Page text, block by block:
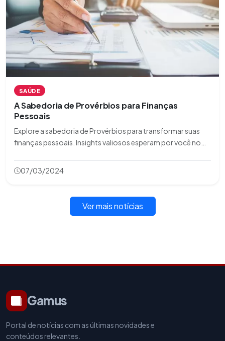
SAÚDE
A Sabedoria de Provérbios para Finanças
Pessoais
Explore a sabedoria de Provérbios para transformar suas
finanças pessoais. Insights valiosos esperam por você no
07/03/2024
Ver mais notícias
Gamus
Portal de notícias com as últimas novidades e
conteúdos relevantes.